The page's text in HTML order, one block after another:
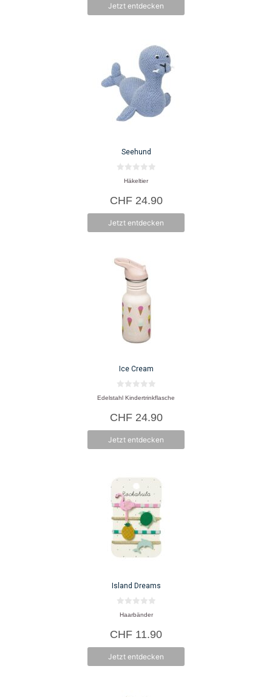
Jetzt entdecken
Seehund
n
5
Häkeltier
CHF24.90
Jetzt entdecken
Ice Cream
0
v
n
5
Edelstahl Kindertrinkflasche
CHF24.90
Jetzt entdecken
Island Dreams
0
v
n
5
Haarbänder
CHF 11.90
Jetzt entdecken